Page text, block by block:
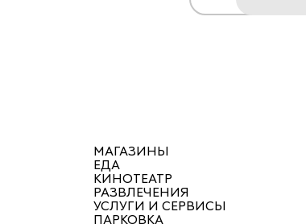
МАГАЗИНЫ
ЕДА
КИНОТЕАТР
РАЗВЛЕЧЕНИЯ
УСЛУГИ И СЕРВИСЫ
ПАРКОВКА